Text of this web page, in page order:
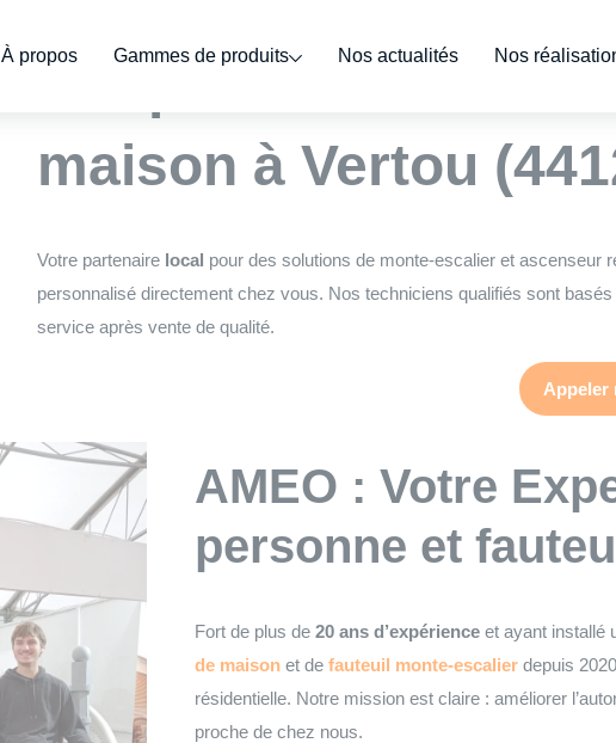
À propos Gammes de produits Nos actualités Nos
L’expert monte
maison à Vertou
Votre partenaire local pour des solutions de monte-escalier et ascenseur
personnalisé directement chez vous. Nos techniciens qualifiés sont
service après vente de qualité.
Appeler
AMEO : Votre
personne et
Fort de plus de 20 ans d’expérienceet ayant installé
de maisonet de fauteuil monte-escalierdepuis
résidentielle. Notre mission est claire : améliorer
proche de chez nous.